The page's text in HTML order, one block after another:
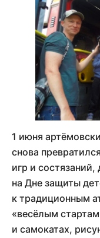
1 июня
снова
игр и
на Дне защиты
к традиционным
«весёлым
и самокатах,